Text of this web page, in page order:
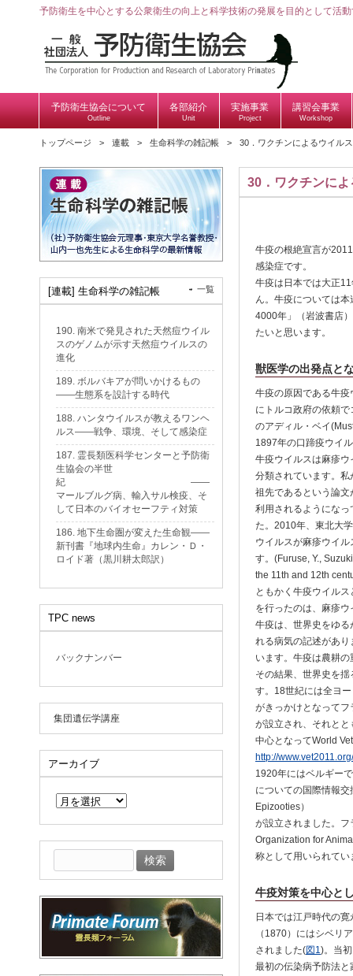
予防衛生を中心とする公衆衛生の向上と科学技術の発展を目的として活
予防衛生協会について
Outline
各部紹介
Unit
実施事業
Project
講習会事業
Workshop
トップページ 連載 生命科学の雑記帳 30．ワクチンによるウイル
30．ワクチンに
牛疫の根絶宣言が
感染症です。
牛疫は日本では大正
ん。牛疫については
4000年」（岩波書店
たいと思います。
獣医学の出発点と
牛疫の原因である牛
にトルコ政府の依頼
のアディル・ベイ
1897年の口蹄疫ウイ
牛疫ウイルスは麻疹
分類されています。
祖先であるという論
利用されるようにな
た。2010年、東北大
ウイルスが麻疹ウイ
す。(Furuse, Y.,
the 11th and 12th
ともかく牛疫ウイル
を行ったのは、麻疹
牛疫は、世界史をゆ
れる病気の記述があ
います。牛疫は農耕
その結果、世界史を
す。18世紀には全ヨ
がきっかけとなって
が設立され、それと
中心となってWorld
http://www.vet2011.org/
1920年にはベルギー
についての国際情報
Epizooties）
が設立されました。
Organization for
称として用いられてい
牛疫対策を中心と
日本では江戸時代の
（1870）にはシベリ
されました(図1)。当
最初の伝染病予防法
[連載] 生命科学の雑記帳 一覧
190. 南米で発見された天然痘ウイル
スのゲノムが示す天然痘ウイルスの
進化
189. ボルバキアが問いかけるもの
——生態系を設計する時代
188. ハンタウイルスが教えるワンヘ
ルス——戦争、環境、そして感染症
187. 霊長類医科学センターと予防衛
生協会の半世
紀 ——
マールブルグ病、輸入サル検疫、そ
して日本のバイオセーフティ対策
186. 地下生命圏が変えた生命観——
新刊書『地球内生命』カレン・Ｄ・
ロイド著（黒川耕太郎訳）
TPC news
バックナンバー
集団遺伝学講座
アーカイブ
イ
ブ
索: